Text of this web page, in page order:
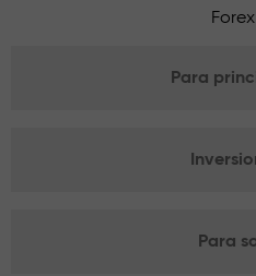
Para
Para